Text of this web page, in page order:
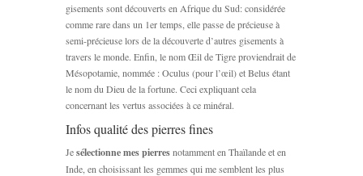
gisements sont découverts en Afrique du Sud: considérée
comme rare dans un 1er temps, elle passe de précieuse à
semi-précieuse lors de la découverte d’autres gisements à
travers le monde. Enfin, le nom Œil de Tigre proviendrait de
Mésopotamie, nommée : Oculus (pour l’œil) et Belus étant
le nom du Dieu de la fortune. Ceci expliquant cela
concernant les vertus associées à ce minéral.
Infos qualité des pierres fines
Jesélectionne mes pierresnotamment en Thaïlande et en
Inde, en choisissant les gemmes qui me semblent les plus